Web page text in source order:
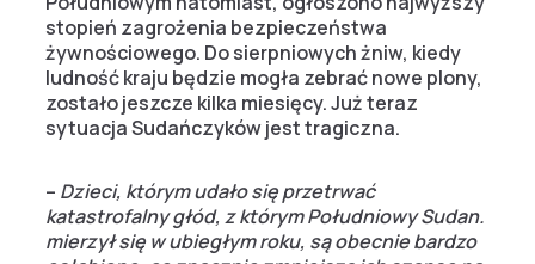
stopień zagrożenia bezpieczeństwa
żywnościowego. Do sierpniowych żniw, kiedy
ludność kraju będzie mogła zebrać nowe plony,
zostało jeszcze kilka miesięcy. Już teraz
sytuacja Sudańczyków jest tragiczna.
– Dzieci, którym udało się przetrwać
katastrofalny głód, z którym Południowy Sudan.
mierzył się w ubiegłym roku, są obecnie bardzo